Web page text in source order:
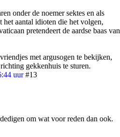
onder de noemer sektes en als
het aantal idioten die het volgen,
pretendeert de aardse baas van
met argusogen te bekijken,
gekkenhuis te sturen.
uur #13
om wat voor reden dan ook.